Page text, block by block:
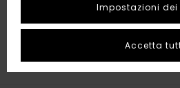
Impostazioni dei
Accetta